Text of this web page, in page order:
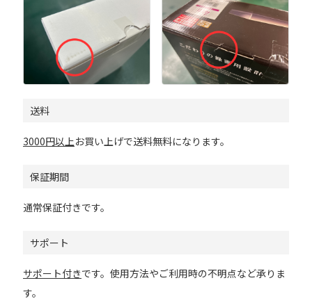
送料
3000円以上お買い上げで送料無料になります。
保証期間
通常保証付きです。
サポート
サポート付きです。使用方法やご利用時の不明点など承りま
す。